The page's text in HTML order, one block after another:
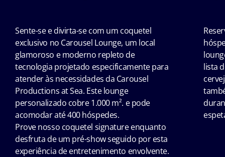
Sente-se e divirta-se com um coquetel
exclusivo no Carousel Lounge, um local
glamoroso e moderno repleto de
tecnologia projetado especificamente para
atender às necessidades da Carousel
Productions at Sea. Este lounge
personalizado cobre 1.000 m². e pode
acomodar até 400 hóspedes.
Prove nosso coquetel signature enquanto
desfruta de um pré-show seguido por esta
experiência de entretenimento envolvente.
lista